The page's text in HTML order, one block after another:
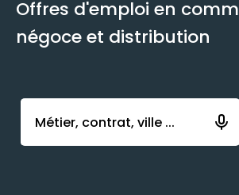
Offres d'emploi en
négoce et distribution
Activer l’élément pour lancer